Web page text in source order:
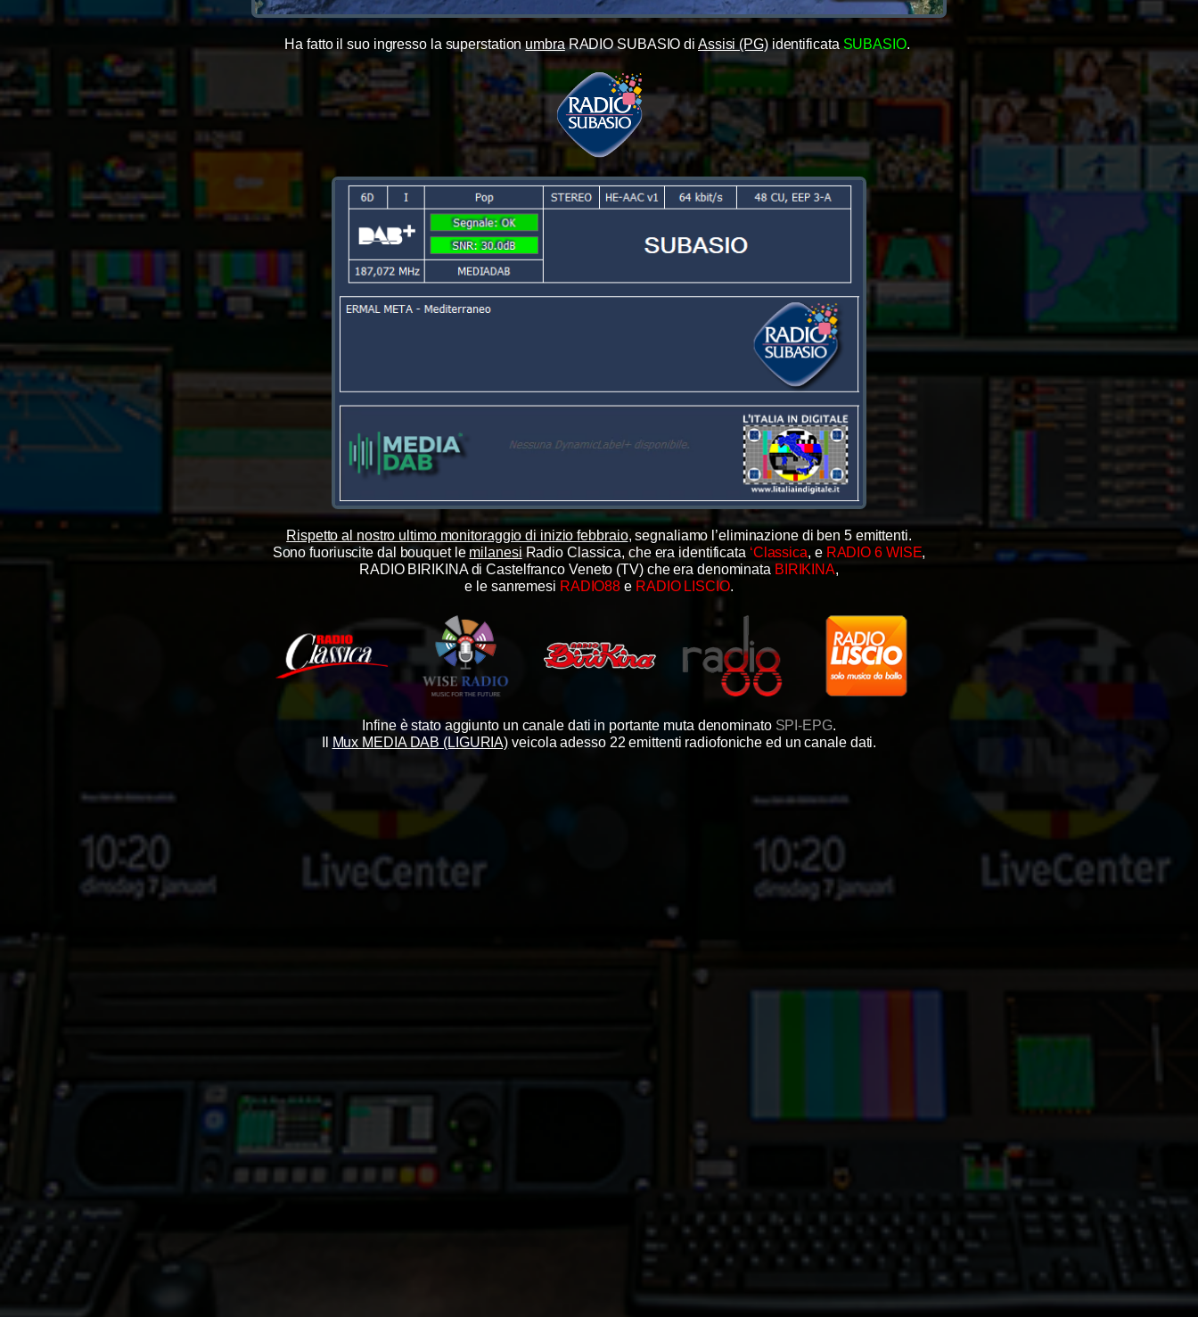
Ha fatto il suo ingresso la superstationumbraRADIO SUBASIO di Assisi (PG)identificata SUBASIO.
Rispetto al nostro ultimo monitoraggio di inizio febbraio, segnaliamo l’eliminazione di ben 5 emittenti.
Sono fuoriuscite dal bouquet le milanesi Radio Classica, che era identificata ‘Classica, e RADIO 6 WISE,
RADIO BIRIKINA di Castelfranco Veneto (TV) che era denominata BIRIKINA,
e le sanremesi RADIO88 e RADIO LISCIO.
Infine è stato aggiunto un canale dati in portante muta denominatoSPI-EPG.
Mux MEDIA DAB (LIGURIA) veicola adesso 22 emittenti radiofoniche ed un canale dati.